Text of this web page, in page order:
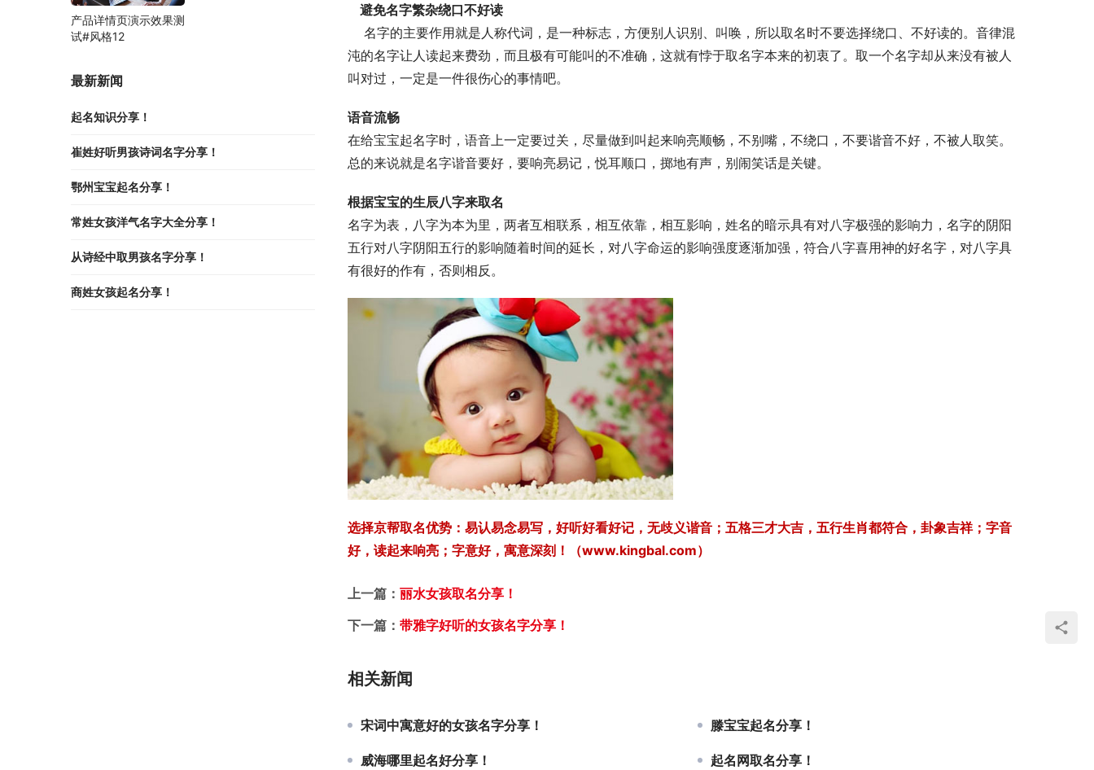
避免名字繁杂绕口不好读
沌的名字让人读起来费劲，而且极有可能叫的不准确，这就有悖于取名字本来的初衷了。取一个名字却从来没有被人
叫对过，一定是一件很伤心的事情吧。
语音流畅
在给宝宝起名字时，语音上一定要过关，尽量做到叫起来响亮顺畅，不别嘴，不绕口，不要谐音不好，不被人取笑。
总的来说就是名字谐音要好，要响亮易记，悦耳顺口，掷地有声，别闹笑话是关键。
根据宝宝的生辰八字来取名
名字为表，八字为本为里，两者互相联系，相互依靠，相互影响，姓名的暗示具有对八字极强的影响力，名字的阴阳
五行对八字阴阳五行的影响随着时间的延长，对八字命运的影响强度逐渐加强，符合八字喜用神的好名字，对八字具
有很好的作有，否则相反。
选择京帮取名优势：易认易念易写，好听好看好记，无歧义谐音；五格三才大吉，五行生肖都符合，卦象吉祥；字音
好，读起来响亮；字意好，寓意深刻！（www.kingbal.com）
上一篇： 丽水女孩取名分享！
下一篇： 带雅字好听的女孩名字分享！
相关新闻
宋词中寓意好的女孩名字分享！ 滕宝宝起名分享！
威海哪里起名好分享！ 起名网取名分享！
产品详情页演示效果测
试#风格12
最新新闻
起名知识分享！
崔姓好听男孩诗词名字分享！
鄂州宝宝起名分享！
常姓女孩洋气名字大全分享！
从诗经中取男孩名字分享！
商姓女孩起名分享！